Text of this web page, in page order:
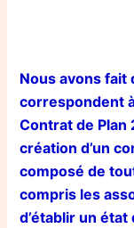
Nous avons fait
correspondent
Contrat de
création d’un
composé de
compris les
d’établir un